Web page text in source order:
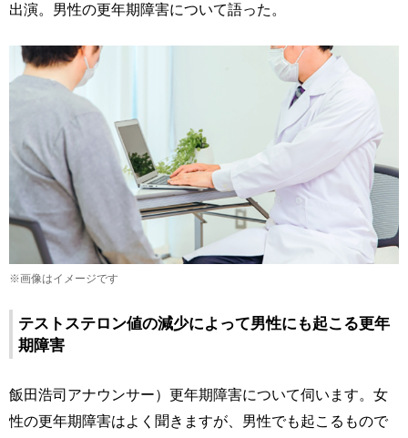
出演。男性の更年期障害について語った。
※画像はイメージです
テストステロン値の減少によって男性にも起こる更年
期障害
飯田浩司アナウンサー）更年期障害について伺います。女
性の更年期障害はよく聞きますが、男性でも起こるもので